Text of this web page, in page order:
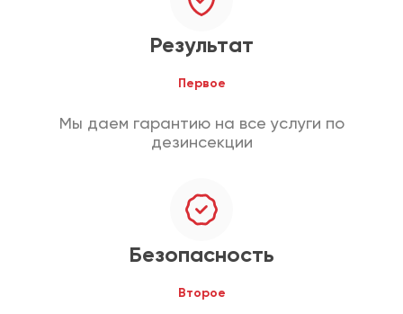
Результат
Первое
Мы даем гарантию на все услуги по
дезинсекции
Безопасность
Второе